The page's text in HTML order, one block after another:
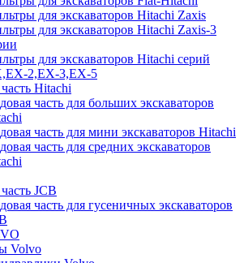
для экскаваторов Hitachi Zaxis
для экскаваторов Hitachi Zaxis-3
для экскаваторов Hitachi серий
2,EX-3,EX-5
Hitachi
часть для больших экскаваторов
часть для мини экскаваторов Hitachi
часть для средних экскаваторов
JCB
часть для гусеничных экскаваторов
Volvo